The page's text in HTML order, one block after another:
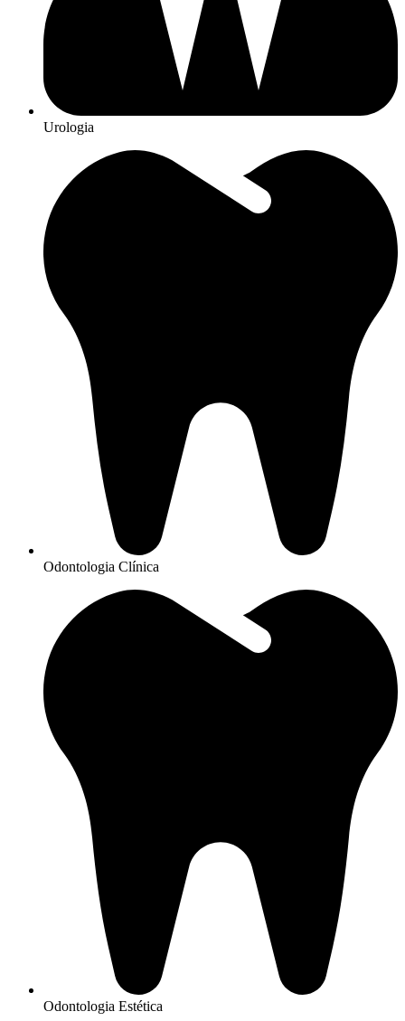
Urologia
Odontologia Clínica
Odontologia Estética